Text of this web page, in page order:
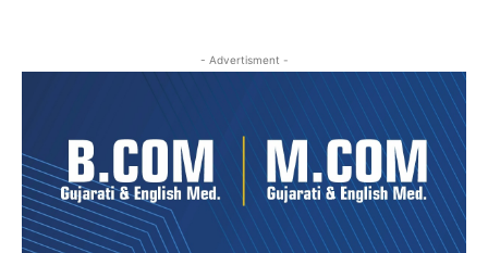
- Advertisment -